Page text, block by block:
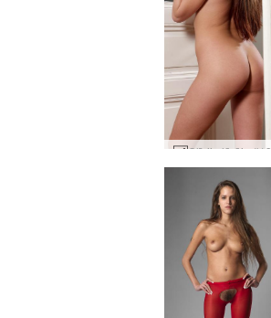
Olīvija lūrēja #13